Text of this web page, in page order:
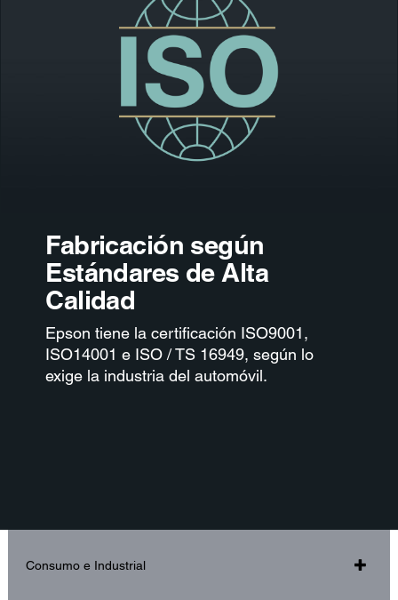
Fabricación según
Estándares de Alta
Calidad
Epsontiene la certificación ISO9001,
ISO14001 e ISO / TS 16949, según lo
exige la industria del automóvil.
Consumo e Industrial